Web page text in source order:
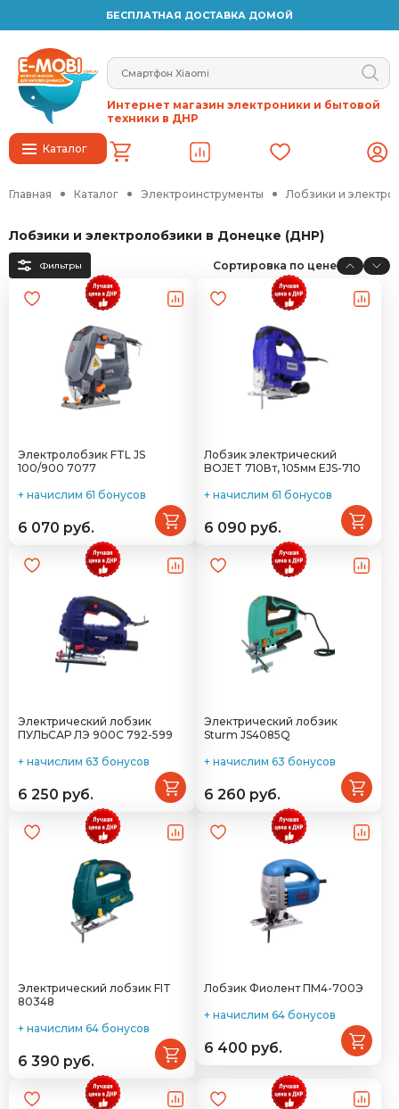
БЕСПЛАТНАЯ ДОСТАВКА ДОМОЙ
Каталог
Интернет магазин электроники и бытовой
техники в ДНР
Главная Каталог Электроинструменты Лобзики и
Лобзики и электролобзики в Донецке (ДНР)
Фильтры Сортировка по цене
Электролобзик FTL JS
100/900 7077
+ начислим 61 бонусов
6 070 руб.
Лобзик электрический
BOJET 710Вт, 105мм EJS-710
+ начислим 61 бонусов
6 090 руб.
Электрический лобзик
ПУЛЬСАР ЛЭ 900С 792-599
+ начислим 63 бонусов
6 250 руб.
Электрический лобзик
Sturm JS4085Q
+ начислим 63 бонусов
6 260 руб.
Электрический лобзик FIT
80348
+ начислим 64 бонусов
6 390 руб.
Лобзик Фиолент ПМ4-700Э
+ начислим 64 бонусов
6 400 руб.